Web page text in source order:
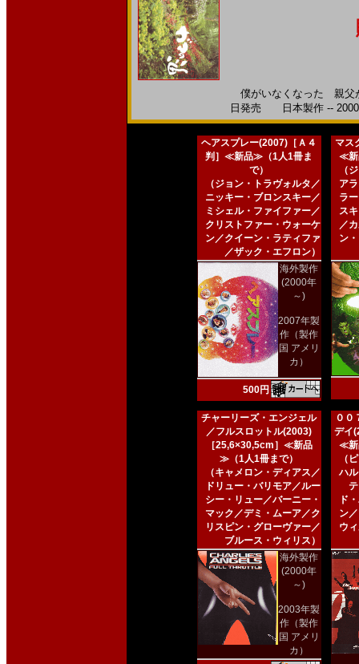
僕がいなくなった 親父
日発売 日本製作 -- 2000
ヘアスプレー(2007)［Ａ４
判］≪新品≫（1人1冊ま
で）
（ジョン・トラヴォルタ／
ニッキー・ブロンスキー／
ミシェル・ファイファー／
クリストファー・ウォーケ
ン／クイーン・ラティファ
／ザック・エフロン）
海外製作
(2000年
～)
2007年製
作（製作
国 アメリ
カ）
500円
マス
≪新
（
ア
ラ
ス
／
ン
チャーリーズ・エンジェル
／フルスロットル(2003)
［25,6×30,5cm］≪新品
≫（1人1冊まで）
（キャメロン・ディアス／
ドリュー・バリモア／ルー
シー・リュー／バーニー・
マック／デミ・ムーア／ク
リスピン・グローヴァー／
ブルース・ウィリス）
海外製作
(2000年
～)
2003年製
作（製作
国 アメリ
カ）
００
デイ
≪新
（
ハ
ド
ン
ウ